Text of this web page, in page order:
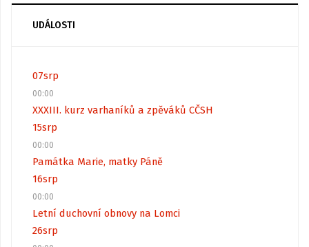
UDÁLOSTI
07srp
00:00
XXXIII. kurz varhaníků a zpěváků CČSH
15srp
00:00
Památka Marie, matky Páně
16srp
00:00
Letní duchovní obnovy na Lomci
26srp